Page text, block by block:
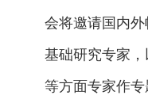
会将邀请国内外
基础研究专家
等方面专家作